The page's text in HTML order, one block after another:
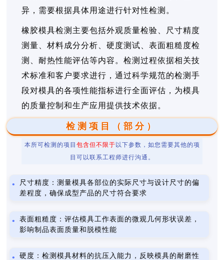
异，需要根据具体用途进行针对性检测。
橡胶模具检测主要包括外观质量检验、尺寸精度
测量、材料成分分析、硬度测试、表面粗糙度检
测、耐热性能评估等内容。检测过程依据相关技
术标准和客户要求进行，通过科学规范的检测手
段对模具的各项性能指标进行全面评估，为模具
的质量控制和生产应用提供技术依据。
检测项目（部分）
本所可检测的项目 包含但不限于 以下参数，如您需要其他的项
目可以联系工程师进行沟通。
尺寸精度：测量模具各部位的实际尺寸与设计尺寸的偏
差程度，确保成型产品的尺寸符合要求
表面粗糙度：评估模具工作表面的微观几何形状误差，
影响制品表面质量和脱模性能
硬度：检测模具材料的抗压入能力，反映模具的耐磨性